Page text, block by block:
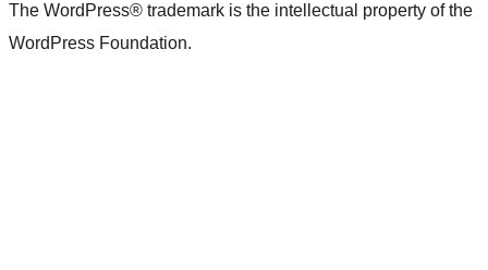
The WordPress® trademark is the intellectual property of the
WordPress Foundation.